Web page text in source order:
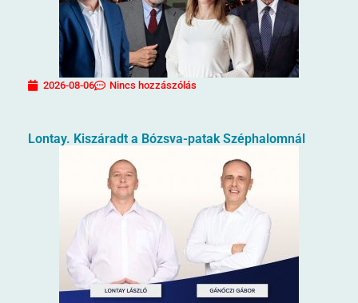
2026-08-06 Nincs hozzászólás
Lontay. Kiszáradt a Bózsva-patak Széphalomnál